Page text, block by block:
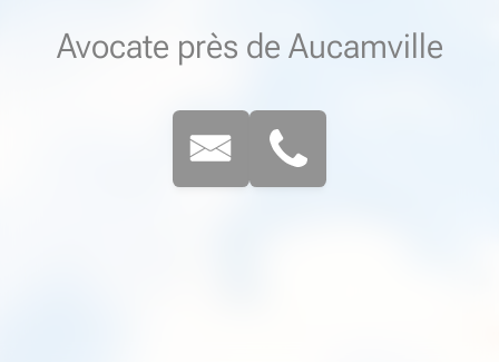
Avocate près de Aucamville